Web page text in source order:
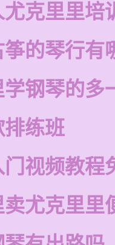
克里里培
的琴行有
钢琴的多
练班
视频教程
尤克里里